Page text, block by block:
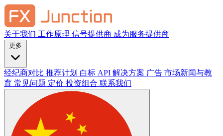
关于我们 工作原理 信号提供商 成为服务提供商
经纪商对比 推荐计划 白标 API 解决方案 广告 市场新闻与教
育 常见问题 定价 投资组合 联系我们